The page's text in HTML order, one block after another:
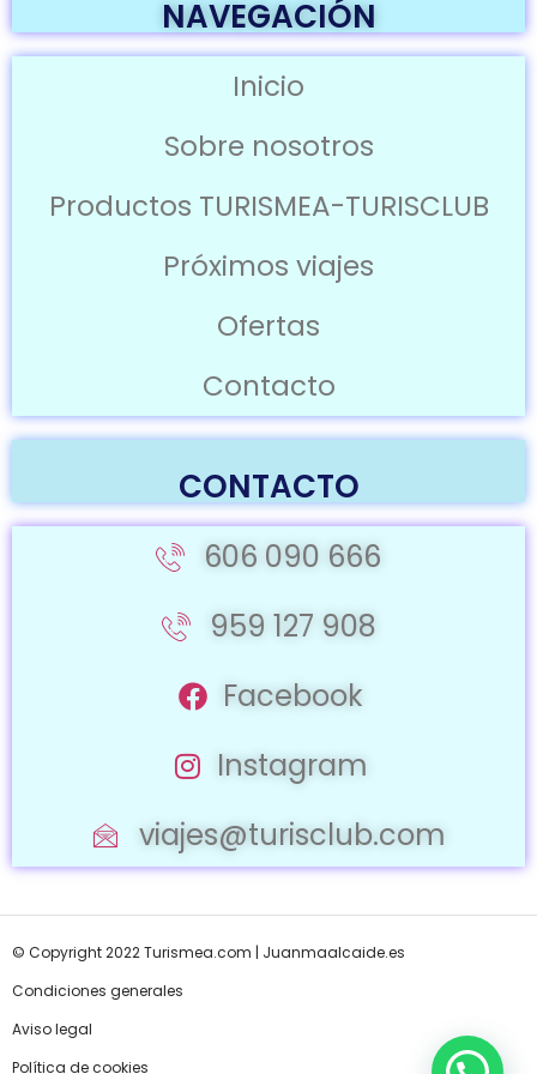
NAVEGACIÓN
Inicio
Sobre nosotros
Productos TURISMEA-TURISCLUB
Próximos viajes
Ofertas
Contacto
CONTACTO
606 090 666
959 127 908
Facebook
Instagram
viajes@turisclub.com
© Copyright 2022 Turismea.com | Juanmaalcaide.es
Condiciones generales
Aviso legal
Política de cookies